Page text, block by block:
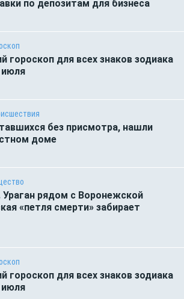
по депозитам для бизнеса
гороскоп для всех знаков зодиака
июля
без присмотра, нашли
доме
Ураган рядом с Воронежской
«петля смерти» забирает
гороскоп для всех знаков зодиака
июля